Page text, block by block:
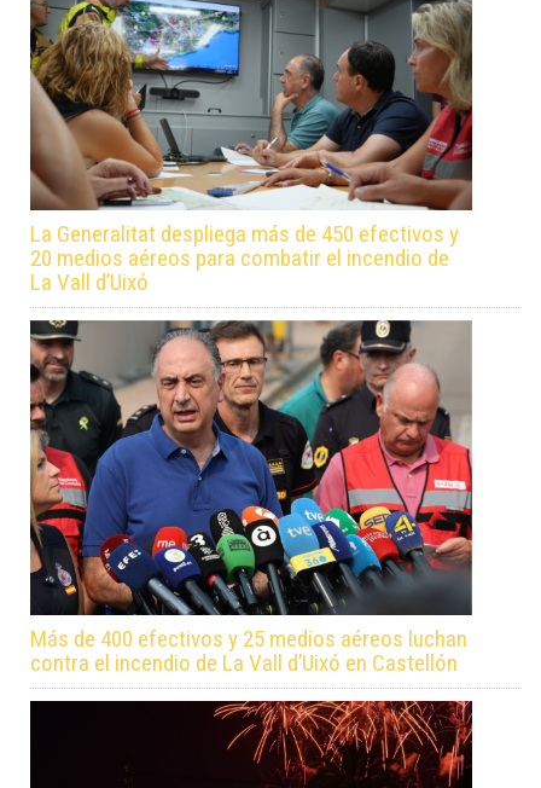
La Generalitat despliega más de 450 efectivos y
20 medios aéreos para combatir el incendio de
La Vall d’Uixó
Más de 400 efectivos y 25 medios aéreos luchan
contra el incendio de La Vall d’Uixó en Castellón